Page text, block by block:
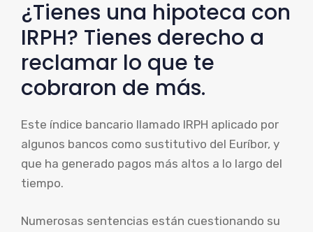
¿Tienes una hipoteca con
IRPH? Tienes derecho a
reclamar lo que te
cobraron de más.
Este índice bancario llamado IRPH aplicado por
algunos bancos como sustitutivo del Euríbor, y
que ha generado pagos más altos a lo largo del
tiempo.
Numerosas sentencias están cuestionando su